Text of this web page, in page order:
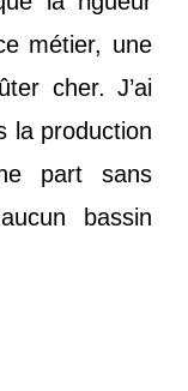
métier, une
cher. J’ai
la production
part sans
bassin